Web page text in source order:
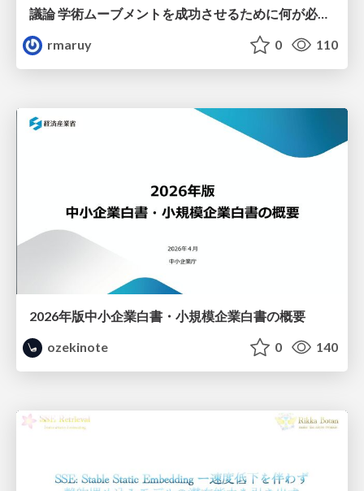
議論 学術ムーブメントを成功させるために何が必要なのだろうか
rmaruy
0 110
2026年版中小企業白書・小規模企業白書の概要
ozekinote
0 140